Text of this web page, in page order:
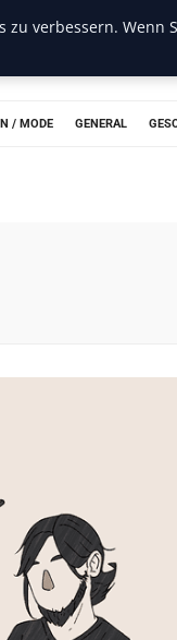
/ MODE GENERAL
zu verbessern.